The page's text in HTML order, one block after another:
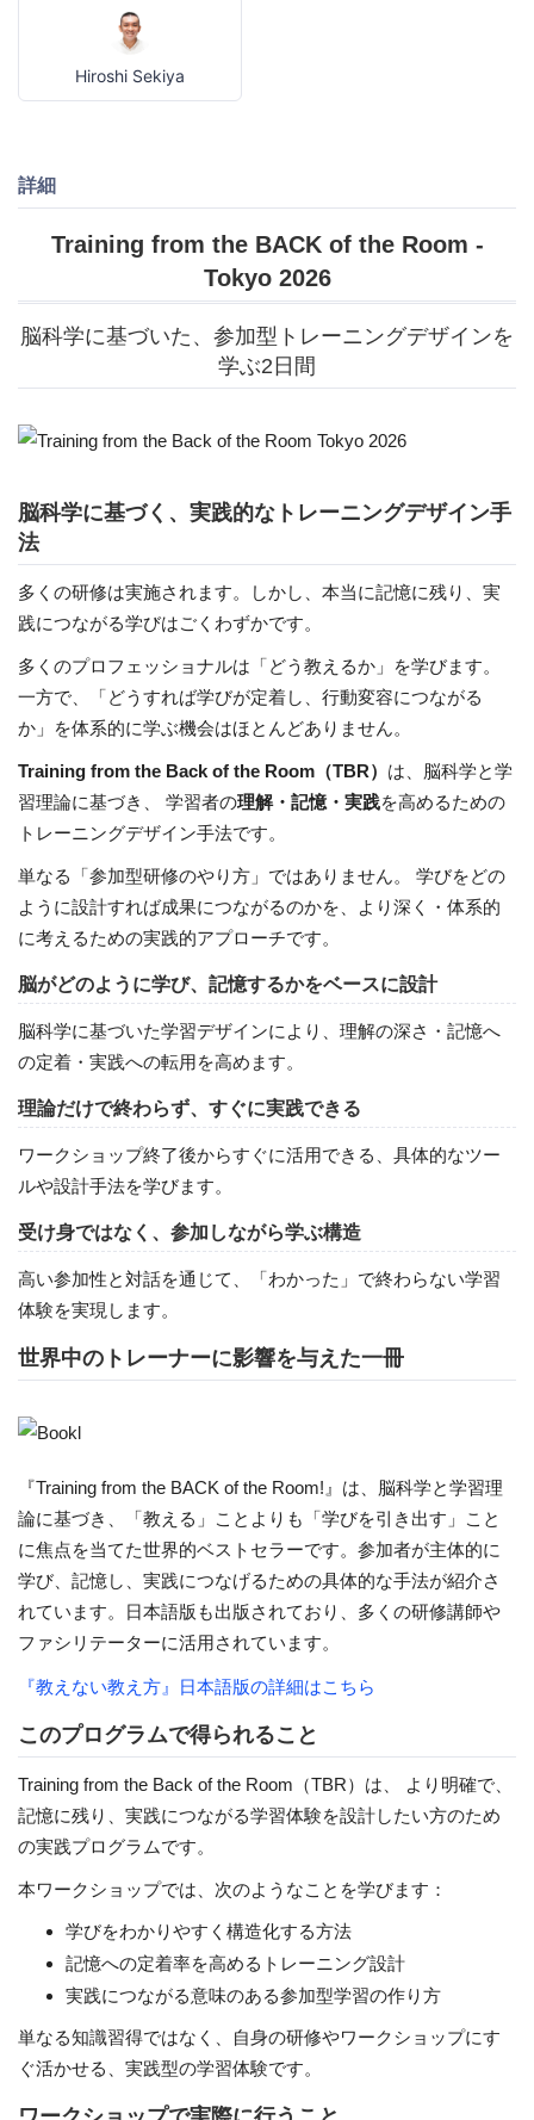
Hiroshi Sekiya
詳細
Training from the BACK of the Room -
Tokyo 2026
脳科学に基づいた、参加型トレーニングデザインを
学ぶ2日間
脳科学に基づく、実践的なトレーニングデザイン手
法
多くの研修は実施されます。しかし、本当に記憶に残り、実
践につながる学びはごくわずかです。
多くのプロフェッショナルは「どう教えるか」を学びます。
一方で、「どうすれば学びが定着し、行動変容につながる
か」を体系的に学ぶ機会はほとんどありません。
Training from the Back of the Room（TBR） は、脳科学と学
習理論に基づき、 学習者の理解・記憶・実践を高めるための
トレーニングデザイン手法です。
単なる「参加型研修のやり方」ではありません。 学びをどの
ように設計すれば成果につながるのかを、より深く・体系的
に考えるための実践的アプローチです。
脳がどのように学び、記憶するかをベースに設計
脳科学に基づいた学習デザインにより、理解の深さ・記憶へ
の定着・実践への転用を高めます。
理論だけで終わらず、すぐに実践できる
ワークショップ終了後からすぐに活用できる、具体的なツー
ルや設計手法を学びます。
受け身ではなく、参加しながら学ぶ構造
高い参加性と対話を通じて、「わかった」で終わらない学習
体験を実現します。
世界中のトレーナーに影響を与えた一冊
『Training from the BACK of the Room!』は、脳科学と学習理
論に基づき、「教える」ことよりも「学びを引き出す」こと
に焦点を当てた世界的ベストセラーです。参加者が主体的に
学び、記憶し、実践につなげるための具体的な手法が紹介さ
れています。日本語版も出版されており、多くの研修講師や
ファシリテーターに活用されています。
『教えない教え方』日本語版の詳細はこちら
このプログラムで得られること
Training from the Back of the Room（TBR）は、 より明確で、
記憶に残り、実践につながる学習体験を設計したい方のため
の実践プログラムです。
本ワークショップでは、次のようなことを学びます：
学びをわかりやすく構造化する方法
記憶への定着率を高めるトレーニング設計
実践につながる意味のある参加型学習の作り方
単なる知識習得ではなく、自身の研修やワークショップにす
ぐ活かせる、実践型の学習体験です。